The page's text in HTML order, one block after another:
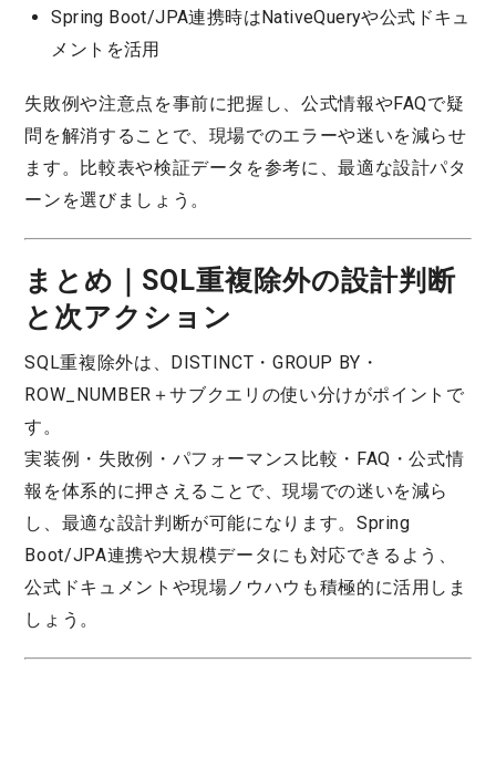
Spring Boot/JPA連携時はNativeQueryや公式ドキュ
メントを活用
失敗例や注意点を事前に把握し、公式情報やFAQで疑
問を解消することで、現場でのエラーや迷いを減らせ
ます。比較表や検証データを参考に、最適な設計パタ
ーンを選びましょう。
まとめ｜SQL重複除外の設計判断
と次アクション
SQL重複除外は、DISTINCT・GROUP BY・
ROW_NUMBER＋サブクエリの使い分けがポイントで
す。
実装例・失敗例・パフォーマンス比較・FAQ・公式情
報を体系的に押さえることで、現場での迷いを減ら
し、最適な設計判断が可能になります。Spring
Boot/JPA連携や大規模データにも対応できるよう、
公式ドキュメントや現場ノウハウも積極的に活用しま
しょう。